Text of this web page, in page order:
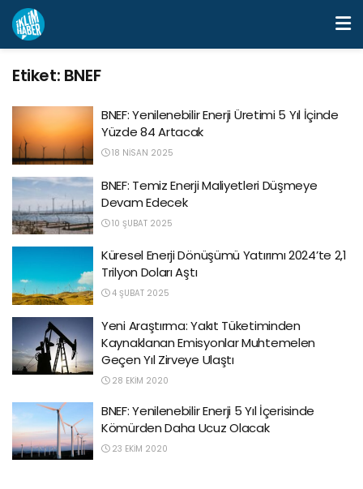
Etiket: BNEF
BNEF: Yenilenebilir Enerji Üretimi 5 Yıl İçinde
Yüzde 84 Artacak
18 NISAN 2025
BNEF: Temiz Enerji Maliyetleri Düşmeye
Devam Edecek
10 ŞUBAT 2025
Küresel Enerji Dönüşümü Yatırımı 2024’te 2,1
Trilyon Doları Aştı
4 ŞUBAT 2025
Yeni Araştırma: Yakıt Tüketiminden
Kaynaklanan Emisyonlar Muhtemelen
Geçen Yıl Zirveye Ulaştı
28 EKIM 2020
BNEF: Yenilenebilir Enerji 5 Yıl İçerisinde
Kömürden Daha Ucuz Olacak
23 EKIM 2020